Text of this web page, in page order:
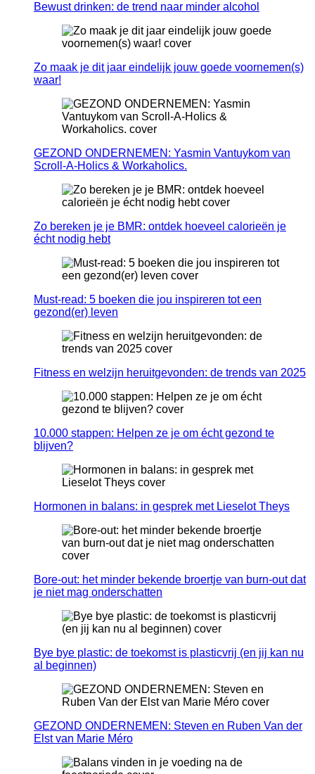
Bewust drinken: de trend naar minder alcohol
Zo maak je dit jaar eindelijk jouw goede voornemen(s)
waar!
GEZOND ONDERNEMEN: Yasmin Vantuykom van
Scroll-A-Holics & Workaholics.
Zo bereken je je BMR: ontdek hoeveel calorieën je
écht nodig hebt
Must-read: 5 boeken die jou inspireren tot een
gezond(er) leven
Fitness en welzijn heruitgevonden: de trends van 2025
10.000 stappen: Helpen ze je om écht gezond te
blijven?
Hormonen in balans: in gesprek met Lieselot Theys
Bore-out: het minder bekende broertje van burn-out dat
je niet mag onderschatten
Bye bye plastic: de toekomst is plasticvrij (en jij kan nu
al beginnen)
GEZOND ONDERNEMEN: Steven en Ruben Van der
Elst van Marie Méro